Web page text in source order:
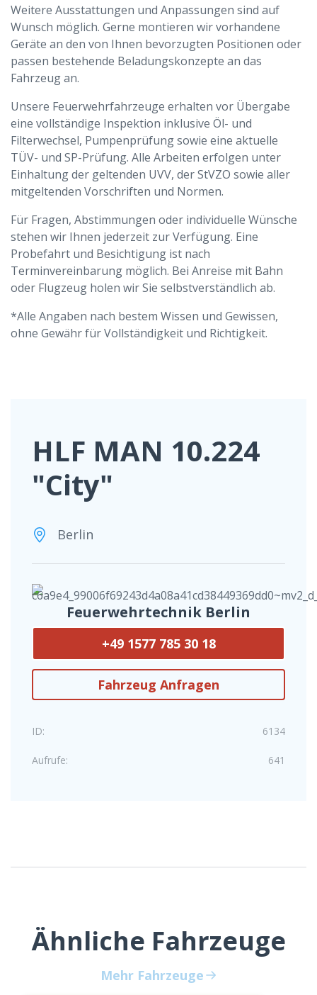
Weitere Ausstattungen und Anpassungen sind auf
Wunsch möglich. Gerne montieren wir vorhandene
Geräte an den von Ihnen bevorzugten Positionen oder
passen bestehende Beladungskonzepte an das
Fahrzeug an.
Unsere Feuerwehrfahrzeuge erhalten vor Übergabe
eine vollständige Inspektion inklusive Öl- und
Filterwechsel, Pumpenprüfung sowie eine aktuelle
TÜV- und SP-Prüfung. Alle Arbeiten erfolgen unter
Einhaltung der geltenden UVV, der StVZO sowie aller
mitgeltenden Vorschriften und Normen.
Für Fragen, Abstimmungen oder individuelle Wünsche
stehen wir Ihnen jederzeit zur Verfügung. Eine
Probefahrt und Besichtigung ist nach
Terminvereinbarung möglich. Bei Anreise mit Bahn
oder Flugzeug holen wir Sie selbstverständlich ab.
*Alle Angaben nach bestem Wissen und Gewissen,
ohne Gewähr für Vollständigkeit und Richtigkeit.
HLF MAN 10.224
"City"
Berlin
Feuerwehrtechnik Berlin
+49 1577 785 30 18
Fahrzeug Anfragen
ID: 6134
Aufrufe: 641
Ähnliche Fahrzeuge
Mehr Fahrzeuge